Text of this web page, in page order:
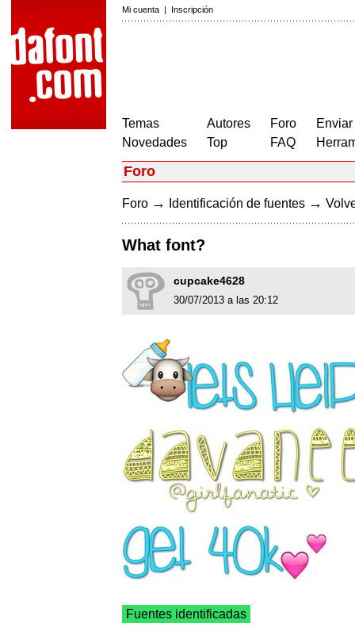
Mi cuenta | Inscripción
Temas
Novedades
Autores
Top
Foro
FAQ
Foro
Foro → Identificación de fuentes →
What font?
cupcake4628
30/07/2013 a las 20:12
Fuentes identificadas